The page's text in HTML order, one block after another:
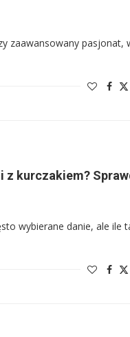
zaawansowany
z kurczakiem?
wybierane danie, ale